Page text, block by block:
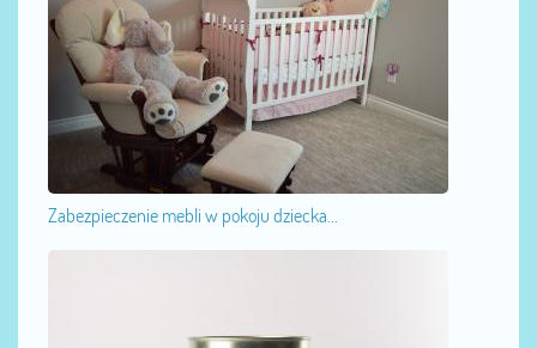
Zabezpieczenie mebli w pokoju dziecka...